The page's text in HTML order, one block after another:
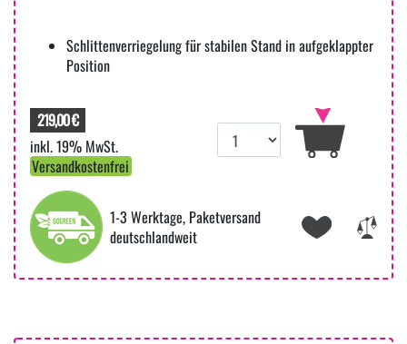
Schlittenverriegelung für stabilen Stand in aufgeklappter
Position
219,00 €
inkl. 19% MwSt.
Versandkostenfrei
1-3 Werktage, Paketversand
deutschlandweit